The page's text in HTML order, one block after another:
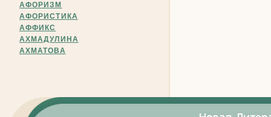
АФОРИЗМ
АФОРИСТИКА
АФФИКС
АХМАДУЛИНА
АХМАТОВА